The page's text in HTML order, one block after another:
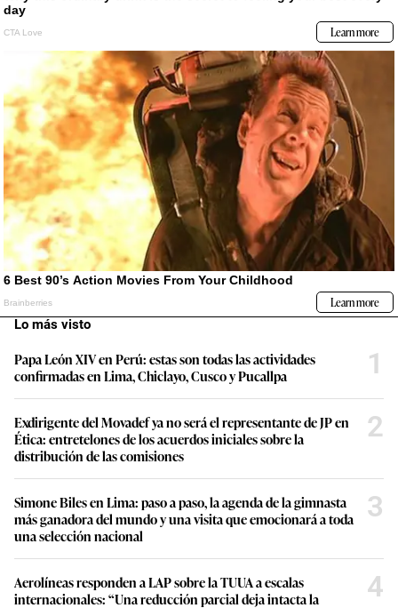
Lo más visto
Papa León XIV en Perú: estas son todas las actividades
confirmadas en Lima, Chiclayo, Cusco y Pucallpa
1
Exdirigente del Movadef ya no será el representante de JP en
Ética: entretelones de los acuerdos iniciales sobre la
distribución de las comisiones
2
Simone Biles en Lima: paso a paso, la agenda de la gimnasta
más ganadora del mundo y una visita que emocionará a toda
una selección nacional
3
Aerolíneas responden a LAP sobre la TUUA a escalas
internacionales: “Una reducción parcial deja intacta la
4